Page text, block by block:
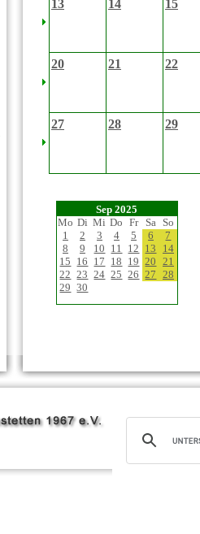
13 14 15
20 21 22
27 28 29
Sep 2025
Mo Di Mi Do Fr Sa So
1
2 3 4 5 6
7
8
9 10 11 12 13
14
15 16 17 18 19 20 21
22 23 24 25 26 27 28
29 30